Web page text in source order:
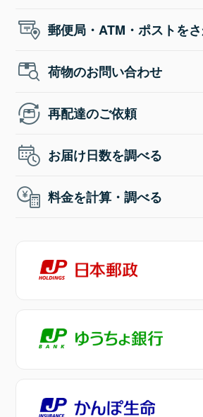
郵便局・ATM・ポストを
荷物のお問い合わせ
再配達のご依頼
お届け日数を調べる
料金を計算・調べる